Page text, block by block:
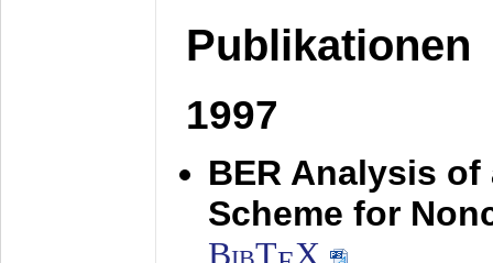
Publikationen
1997
BER Analysis
Scheme for
BibT X